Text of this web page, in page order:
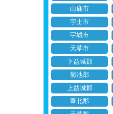
山鹿市
宇土市
宇城市
天草市
下益城郡
菊池郡
上益城郡
葦北郡